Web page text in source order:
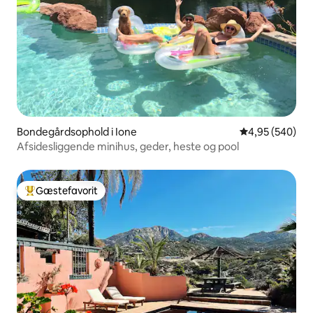
Bondegårdsophold i Ione 4,95 ud af 5 i
4,95 (540)
Afsidesliggende minihus, geder, heste og pool
Bedste gæstefavorit
Gæstefavorit